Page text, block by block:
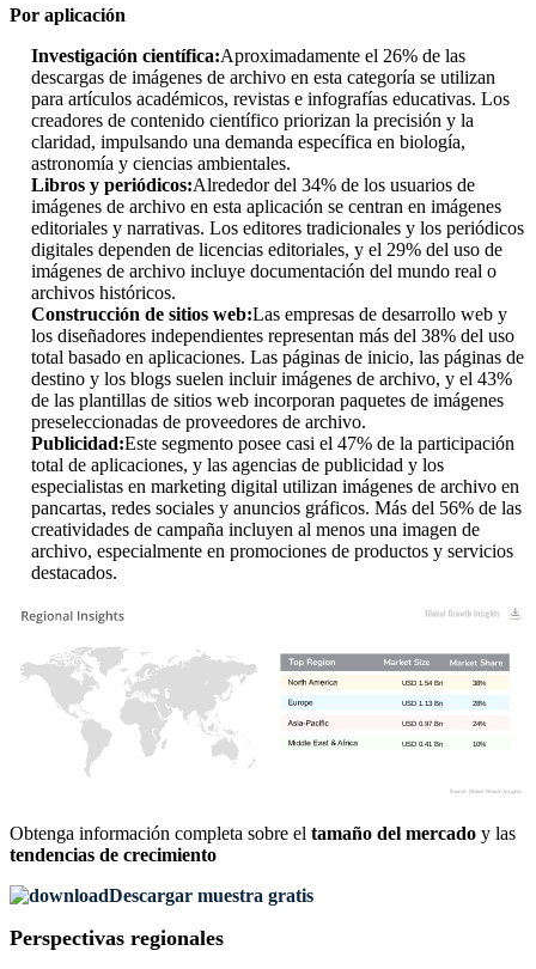
Por aplicación
Investigación científica:Aproximadamente el 26% de las
descargas de imágenes de archivo en esta categoría se utilizan
para artículos académicos, revistas e infografías educativas. Los
creadores de contenido científico priorizan la precisión y la
claridad, impulsando una demanda específica en biología,
astronomía y ciencias ambientales.
Libros y periódicos:Alrededor del 34% de los usuarios de
imágenes de archivo en esta aplicación se centran en imágenes
editoriales y narrativas. Los editores tradicionales y los periódicos
digitales dependen de licencias editoriales, y el 29% del uso de
imágenes de archivo incluye documentación del mundo real o
archivos históricos.
Construcción de sitios web:Las empresas de desarrollo web y
los diseñadores independientes representan más del 38% del uso
total basado en aplicaciones. Las páginas de inicio, las páginas de
destino y los blogs suelen incluir imágenes de archivo, y el 43%
de las plantillas de sitios web incorporan paquetes de imágenes
preseleccionadas de proveedores de archivo.
Publicidad:Este segmento posee casi el 47% de la participación
total de aplicaciones, y las agencias de publicidad y los
especialistas en marketing digital utilizan imágenes de archivo en
pancartas, redes sociales y anuncios gráficos. Más del 56% de las
creatividades de campaña incluyen al menos una imagen de
archivo, especialmente en promociones de productos y servicios
destacados.
10%
USD 0.41 Bn
24%
USD 0.97 Bn
28%
USD 1.13 Bn
38%
USD 1.54 Bn
Obtenga información completa sobre el tamaño del mercado y las
tendencias de crecimiento
Descargar muestra gratis
Perspectivas regionales